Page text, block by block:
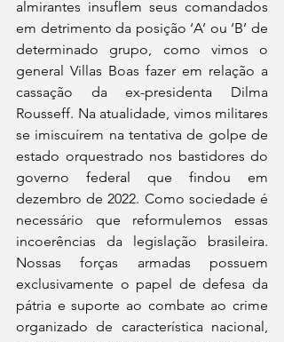
almirantes insuflem seus comandados
em detrimento da posição ‘A’ ou ‘B’ de
determinado grupo, como vimos o
general Villas Boas fazer em relação a
cassação da ex-presidenta Dilma
Rousseff. Na atualidade, vimos militares
se imiscuírem na tentativa de golpe de
estado orquestrado nos bastidores do
governo federal que findou em
dezembro de 2022. Como sociedade é
necessário que reformulemos essas
incoerências da legislação brasileira.
Nossas forças armadas possuem
exclusivamente o papel de defesa da
pátria e suporte ao combate ao crime
organizado de característica nacional,